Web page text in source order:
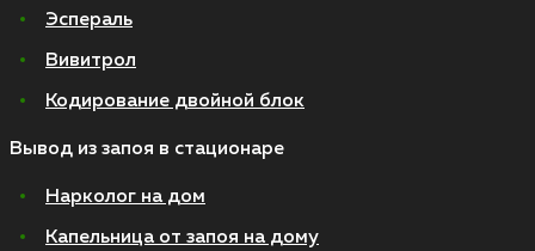
Эспераль
Вивитрол
Кодирование двойной блок
Вывод из запоя в стационаре
Нарколог на дом
Капельница от запоя на дому